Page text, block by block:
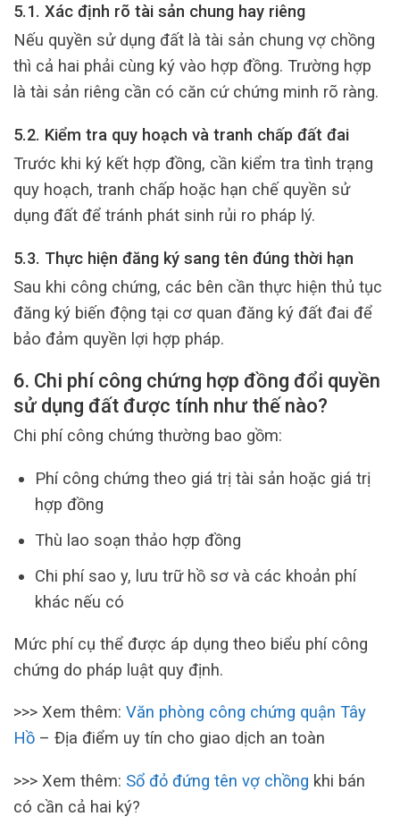
5.1. Xác định rõ tài sản chung hay riêng
Nếu quyền sử dụng đất là tài sản chung vợ chồng
thì cả hai phải cùng ký vào hợp đồng. Trường hợp
là tài sản riêng cần có căn cứ chứng minh rõ ràng.
5.2. Kiểm tra quy hoạch và tranh chấp đất đai
Trước khi ký kết hợp đồng, cần kiểm tra tình trạng
quy hoạch, tranh chấp hoặc hạn chế quyền sử
dụng đất để tránh phát sinh rủi ro pháp lý.
5.3. Thực hiện đăng ký sang tên đúng thời hạn
Sau khi công chứng, các bên cần thực hiện thủ tục
đăng ký biến động tại cơ quan đăng ký đất đai để
bảo đảm quyền lợi hợp pháp.
6. Chi phí công chứng hợp đồng đổi quyền
sử dụng đất được tính như thế nào?
Chi phí công chứng thường bao gồm:
Phí công chứng theo giá trị tài sản hoặc giá trị
hợp đồng
Thù lao soạn thảo hợp đồng
Chi phí sao y, lưu trữ hồ sơ và các khoản phí
khác nếu có
Mức phí cụ thể được áp dụng theo biểu phí công
chứng do pháp luật quy định.
>>> Xem thêm: Văn phòng công chứng quận Tây
Hồ – Địa điểm uy tín cho giao dịch an toàn
>>> Xem thêm: Sổ đỏ đứng tên vợ chồng khi bán
có cần cả hai ký?